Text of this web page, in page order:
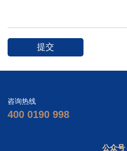
咨询热线
400 0190 998
公众号